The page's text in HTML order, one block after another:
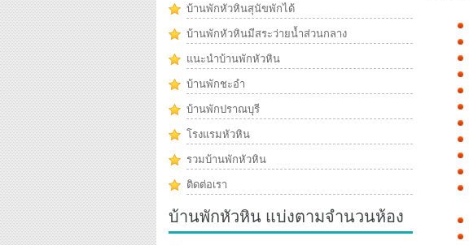
บ้านพักหัวหินสุนัขพักได้
บ้านพักหัวหินมีสระว่ายน้ำส่วนกลาง
แนะนำบ้านพักหัวหิน
บ้านพักชะอำ
บ้านพักปราณบุรี
โรงแรมหัวหิน
รวมบ้านพักหัวหิน
ติดต่อเรา
บ้านพักหัวหิน แบ่งตามจำนวนห้อง